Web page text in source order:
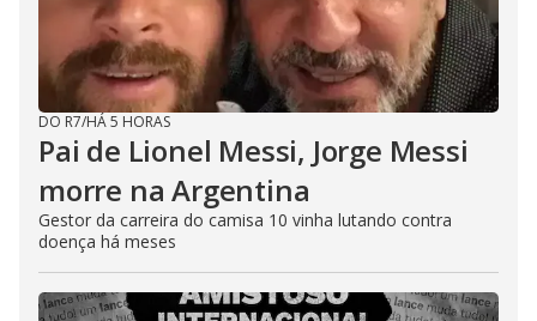
DO R7/HÁ 5 HORAS
Pai de Lionel Messi, Jorge Messi
morre na Argentina
Gestor da carreira do camisa 10 vinha lutando contra
doença há meses